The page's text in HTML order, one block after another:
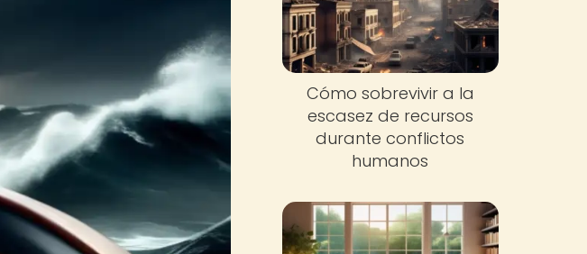
Cómo sobrevivir a la
escasez de recursos
durante conflictos
humanos